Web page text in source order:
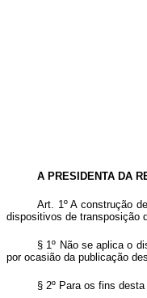
A PRESIDENTA DA
Art. 1º A construção
dispositivos de transposição
§ 1º Não se aplica o
por ocasião da publicação
§ 2º Para os fins